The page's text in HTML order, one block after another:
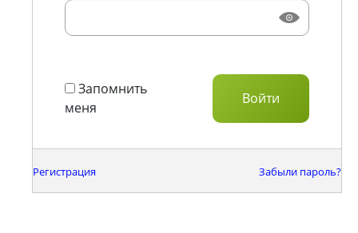
Запомнить
меня
Регистрация Забыли пароль?